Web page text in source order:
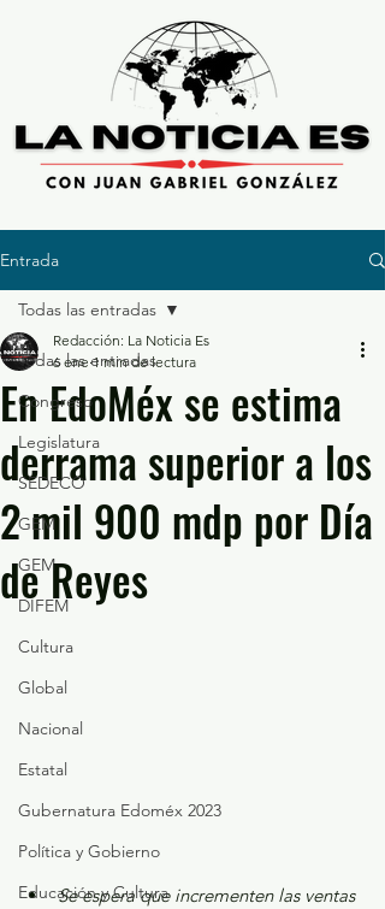
Entrada
Todas las entradas
Congreso
Legislatura
SEDECO
GEM
GEM
DIFEM
Cultura
Global
Nacional
Estatal
Gubernatura Edoméx 2023
Política y Gobierno
Educación y Cultura
Todas las entradas
En EdoMéx se estima
derrama superior a los
2 mil 900 mdp por Día
de Reyes
Redacción: La Noticia Es
6 ene 1 min de lectura
Se espera que incrementen las ventas